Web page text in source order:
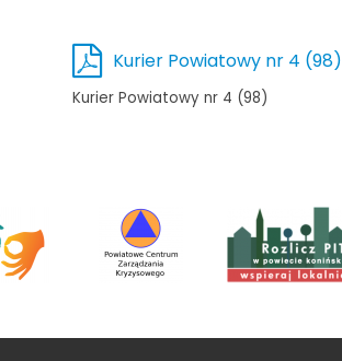
Kurier Powiatowy nr 4 (98)
Kurier Powiatowy nr 4 (98)